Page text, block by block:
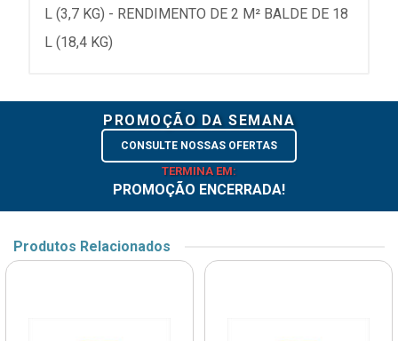
L (3,7 KG) - RENDIMENTO DE 2 M² BALDE DE 18
L (18,4 KG)
PROMOÇÃO DA SEMANA
CONSULTE NOSSAS OFERTAS
TERMINA EM:
PROMOÇÃO ENCERRADA!
Produtos Relacionados